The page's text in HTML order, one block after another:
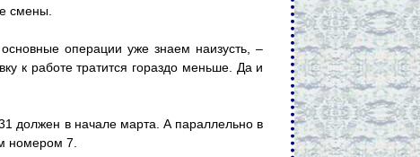
смены.
операции уже знаем наизусть, –
к работе тратится гораздо меньше. Да и
должен в начале марта. А параллельно в
номером 7.